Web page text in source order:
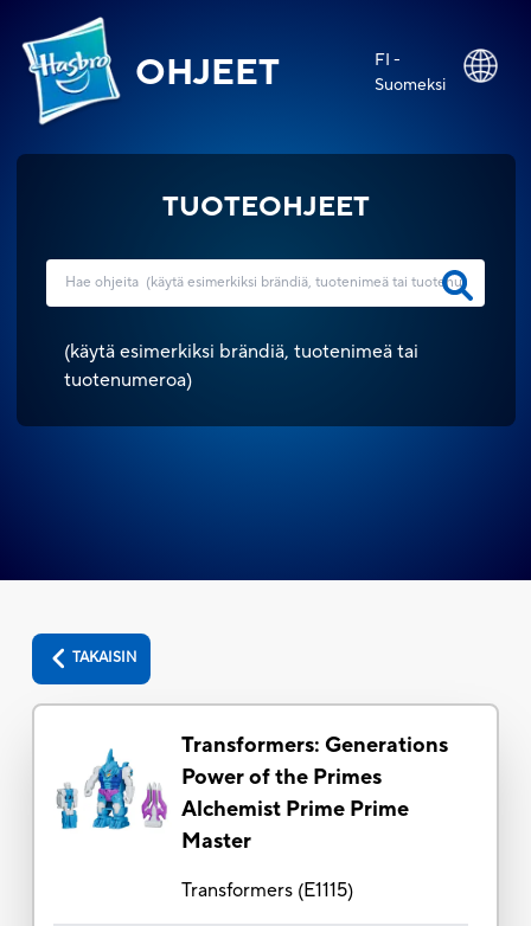
OHJEET
FI -
Suomeksi
TUOTEOHJEET
(käytä esimerkiksi brändiä, tuotenimeä tai
tuotenumeroa)
TAKAISIN
Transformers: Generations
Power of the Primes
Alchemist Prime Prime
Master
Transformers(E1115)